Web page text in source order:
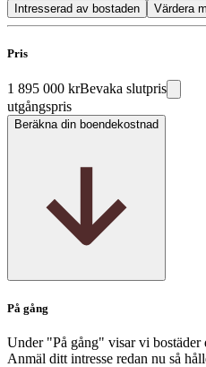
Intresserad av bostaden Värdera
Pris
1 895 000 krBevaka slutpris
utgångspris
Beräkna din boendekostnad
På gång
Under "På gång" visar vi bostäder
Anmäl ditt intresse redan nu så